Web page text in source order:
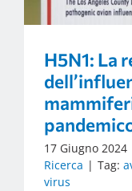
H5N1: La
17 Giugno 2024
Ricerca | Tag:
virus